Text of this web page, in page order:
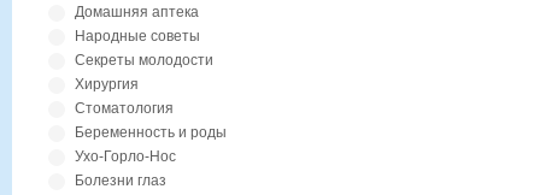
Домашняя аптека
Народные советы
Секреты молодости
Хирургия
Стоматология
Беременность и роды
Ухо-Горло-Нос
Болезни глаз